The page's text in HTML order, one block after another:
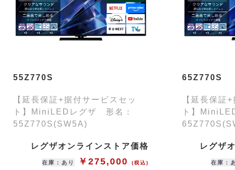
55Z770S
【延長保証+据付サービスセッ
ト】MiniLEDレグザ 形名：
55Z770S(SW5A)
レグザオンラインストア価格
在庫：あり ￥275,000(税込)
65Z770S
【延長保証
ト】
レグザ
在庫：